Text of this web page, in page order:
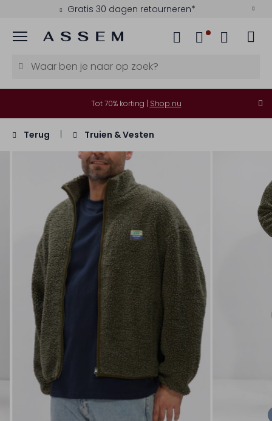
Gratis 30 dagen retourneren*
Menu
Tot 70% korting | Shop nu
Terug Truien & Vesten